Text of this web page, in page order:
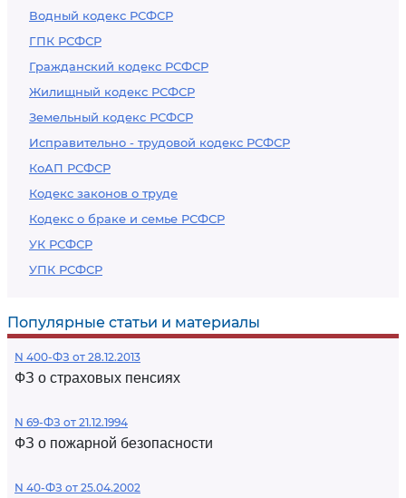
Водный кодекс РСФСР
ГПК РСФСР
Гражданский кодекс РСФСР
Жилищный кодекс РСФСР
Земельный кодекс РСФСР
Исправительно - трудовой кодекс РСФСР
КоАП РСФСР
Кодекс законов о труде
Кодекс о браке и семье РСФСР
УК РСФСР
УПК РСФСР
Популярные статьи и материалы
N 400-ФЗ от 28.12.2013
ФЗ о страховых пенсиях
N 69-ФЗ от 21.12.1994
ФЗ о пожарной безопасности
N 40-ФЗ от 25.04.2002